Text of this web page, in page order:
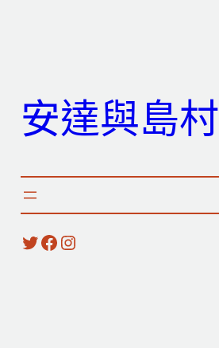
安達與島村
X Facebook Instagram